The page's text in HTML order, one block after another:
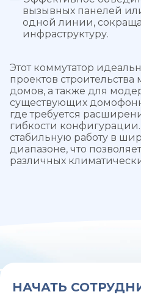
вызывных панелей
одной линии,
инфраструктуру.
Этот коммутатор
проектов
домов, а также для
существующих
где требуется
гибкости
стабильную работу в
диапазоне, что
различных
НАЧАТЬ